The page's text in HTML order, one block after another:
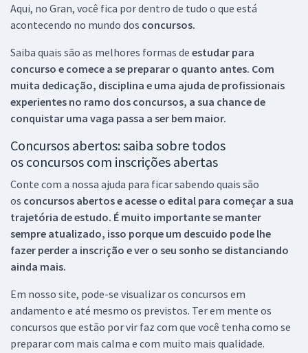
Aqui, no Gran, você fica por dentro de tudo o que está
acontecendo no mundo dos concursos.
Saiba quais são as melhores formas de estudar para
concurso e comece a se preparar o quanto antes. Com
muita dedicação, disciplina e uma ajuda de profissionais
experientes no ramo dos concursos, a sua chance de
conquistar uma vaga passa a ser bem maior.
Concursos abertos: saiba sobre todos
os concursos com inscrições abertas
Conte com a nossa ajuda para ficar sabendo quais são
os concursos abertos e acesse o edital para começar a sua
trajetória de estudo. É muito importante se manter
sempre atualizado, isso porque um descuido pode lhe
fazer perder a inscrição e ver o seu sonho se distanciando
ainda mais.
Em nosso site, pode-se visualizar os concursos em
andamento e até mesmo os previstos. Ter em mente os
concursos que estão por vir faz com que você tenha como se
preparar com mais calma e com muito mais qualidade.